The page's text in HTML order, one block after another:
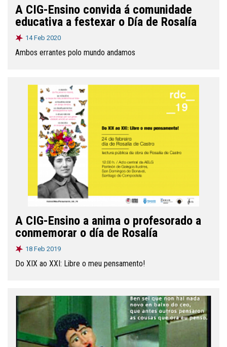
A CIG-Ensino convida á comunidade
educativa a festexar o Día de Rosalía
14 Feb 2020
Ambos errantes polo mundo andamos
A CIG-Ensino a anima o profesorado a
conmemorar o día de Rosalía
18 Feb 2019
Do XIX ao XXI: Libre o meu pensamento!